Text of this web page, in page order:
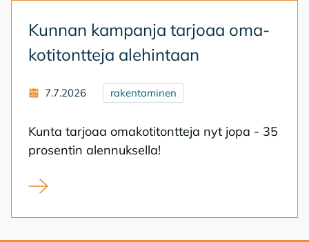
Kun­nan kam­pan­ja tar­jo­aa oma­
ko­ti­tont­te­ja ale­hin­taan
7.7.2026 rakentaminen
Kun­ta tar­jo­aa oma­ko­ti­tont­te­ja nyt jopa - 35
pro­sen­tin alen­nuk­sel­la!
Kunnan kampanja tarjoaa omakotitontteja alehintaan